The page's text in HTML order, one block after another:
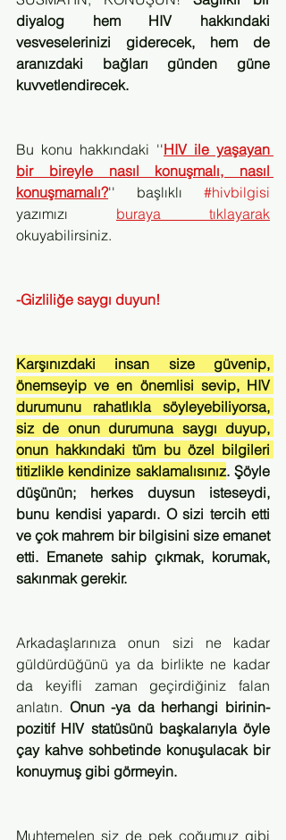
diyalog hem HIV hakkındaki
vesveselerinizi giderecek, hem de
aranızdaki bağları günden güne
kuvvetlendirecek.
Bu konu hakkındaki ''HIV ile yaşayan
bir bireyle nasıl konuşmalı, nasıl
konuşmamalı?'' başlıklı #hivbilgisi
yazımızı buraya tıklayarak
okuyabilirsiniz.
-Gizliliğe saygı duyun!
Karşınızdaki insan size güvenip,
önemseyip ve en önemlisi sevip, HIV
durumunu rahatlıkla söyleyebiliyorsa,
siz de onun durumuna saygı duyup,
onun hakkındaki tüm bu özel bilgileri
titizlikle kendinize saklamalısınız. Şöyle
düşünün; herkes duysun isteseydi,
bunu kendisi yapardı. O sizi tercih etti
ve çok mahrem bir bilgisini size emanet
etti. Emanete sahip çıkmak, korumak,
sakınmak gerekir.
Arkadaşlarınıza onun sizi ne kadar
güldürdüğünü ya da birlikte ne kadar
da keyifli zaman geçirdiğiniz falan
anlatın. Onun -ya da herhangi birinin-
pozitif HIV statüsünü başkalarıyla öyle
çay kahve sohbetinde konuşulacak bir
konuymuş gibi görmeyin.
Muhtemelen siz de pek çoğumuz gibi